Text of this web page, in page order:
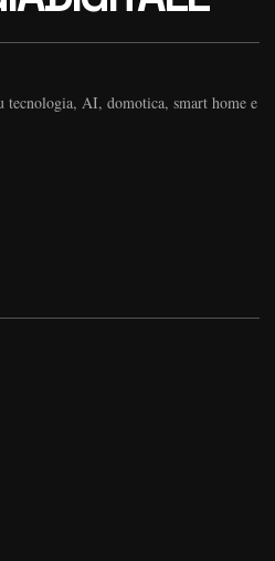
tecnologia, AI, domotica, smart home e